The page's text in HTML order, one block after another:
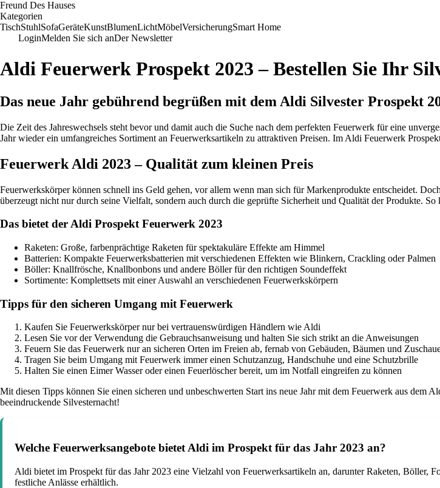
Freund Des Hauses
Kategorien
TischStuhlSofaGeräteKunstBlumenLichtMöbelVersicherungSmart Home
LoginMelden Sie sich anDer Newsletter
Aldi Feuerwerk Prospekt 2023 – Bestellen Sie Ihr
Das neue Jahr gebührend begrüßen mit dem Aldi Silvester Prospekt
Die Zeit des Jahreswechsels steht bevor und damit auch die Suche nach dem perfekten Feuerwerk für eine
Jahr wieder ein umfangreiches Sortiment an Feuerwerksartikeln zu attraktiven Preisen. Im Aldi Feuerwerk
Feuerwerk Aldi 2023 – Qualität zum kleinen Preis
Feuerwerkskörper können schnell ins Geld gehen, vor allem wenn man sich für Markenprodukte entscheidet.
überzeugt nicht nur durch seine Vielfalt, sondern auch durch die geprüfte Sicherheit und Qualität der Produkte.
Das bietet der Aldi Prospekt Feuerwerk 2023
Raketen: Große, farbenprächtige Raketen für spektakuläre Effekte am Himmel
Batterien: Kompakte Feuerwerksbatterien mit verschiedenen Effekten wie Blinkern, Crackling oder Palmen
Böller: Knallfrösche, Knallbonbons und andere Böller für den richtigen Soundeffekt
Sortimente: Komplettsets mit einer Auswahl an verschiedenen Feuerwerkskörpern
Tipps für den sicheren Umgang mit Feuerwerk
Kaufen Sie Feuerwerkskörper nur bei vertrauenswürdigen Händlern wie Aldi
Lesen Sie vor der Verwendung die Gebrauchsanweisung und halten Sie sich strikt an die Anweisungen
Feuern Sie das Feuerwerk nur an sicheren Orten im Freien ab, fernab von Gebäuden, Bäumen und
Tragen Sie beim Umgang mit Feuerwerk immer einen Schutzanzug, Handschuhe und eine Schutzbrille
Halten Sie einen Eimer Wasser oder einen Feuerlöscher bereit, um im Notfall eingreifen zu können
Mit diesen Tipps können Sie einen sicheren und unbeschwerten Start ins neue Jahr mit dem Feuerwerk aus
beeindruckende Silvesternacht!
Welche Feuerwerksangebote bietet Aldi im Prospekt für das Jahr 2023 an?
Aldi bietet im Prospekt für das Jahr 2023 eine Vielzahl von Feuerwerksartikeln an, darunter Raketen, Böller,
festliche Anlässe erhältlich.